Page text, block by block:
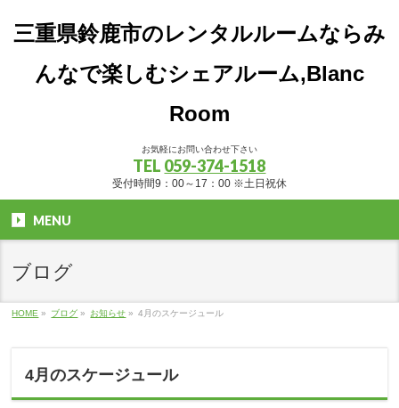
三重県鈴鹿市のレンタルルームならみ
んなで楽しむシェアルーム,Blanc
Room
お気軽にお問い合わせ下さい
TEL 059-374-1518
受付時間9：00～17：00 ※土日祝休
MENU
ブログ
HOME » ブログ » お知らせ » 4月のスケージュール
4月のスケージュール